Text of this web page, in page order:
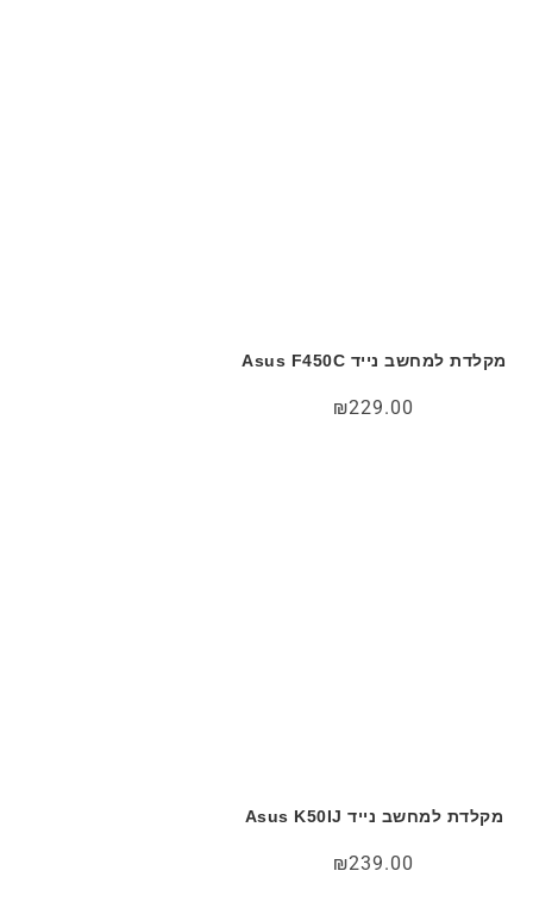
מקלדת למחשב נייד Asus F450C
₪229.00
מקלדת למחשב נייד Asus K50IJ
₪239.00